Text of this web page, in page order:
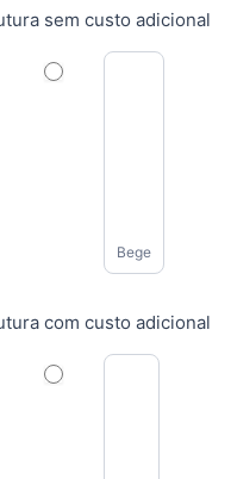
sem custo adicional
Bege
com custo adicional